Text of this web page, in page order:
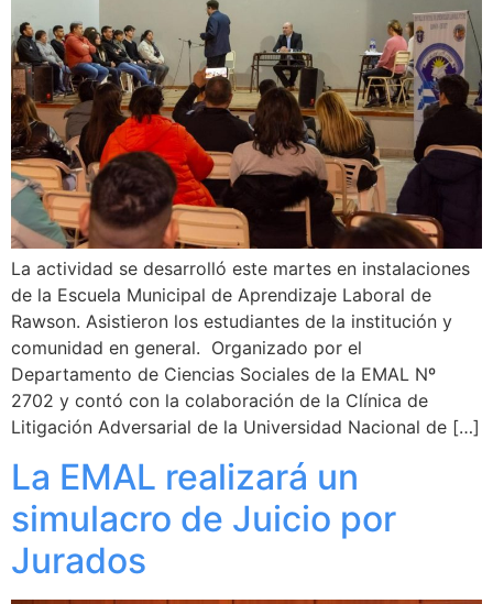
La actividad se desarrolló este martes en instalaciones
de la Escuela Municipal de Aprendizaje Laboral de
Rawson. Asistieron los estudiantes de la institución y
comunidad en general. Organizado por el
Departamento de Ciencias Sociales de la EMAL Nº
2702 y contó con la colaboración de la Clínica de
Litigación Adversarial de la Universidad Nacional de […]
La EMAL realizará un
simulacro de Juicio por
Jurados